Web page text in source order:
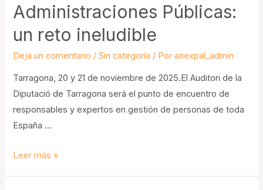
candidaturas
los
Premios
Administraciones Públicas:
un reto ineludible
Deja un comentario /Sin categoría / Poranexpal_admin
Tarragona, 20 y 21 de noviembre de 2025.El Auditori de la
Diputació de Tarragona será el punto de encuentro de
responsables y expertos en gestión de personas de toda
España …
Jornadas
Leer más »